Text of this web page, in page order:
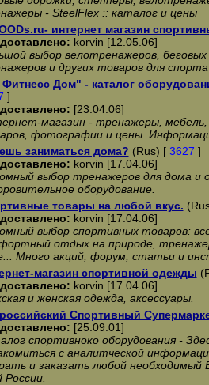
- SteelFlex :: каталог и цены
интернет магазин
korvin [12.05.06]
выбор велотренажеров, беговых
и других товаров для
Фитнесс Дом" - каталог
]
[23.04.06]
магазин - тренажеры, мебель,
фотографии и цены.
заниматься дома? (Rus) [ 3627 ]
korvin [17.04.06]
выбор тренажеров для дома и
оборудование.
товары на любой вкус.
korvin [17.04.06]
выбор спортивных товаров:
отдых на природе,
Много акций, форум, статьи и
магазин спортивной одежды
korvin [17.04.06]
и женская одежда, аксессуары.
Спортивный
[25.09.01]
спортивноко оборудования -
с аналитческой
и заказать любой необходимый
России.